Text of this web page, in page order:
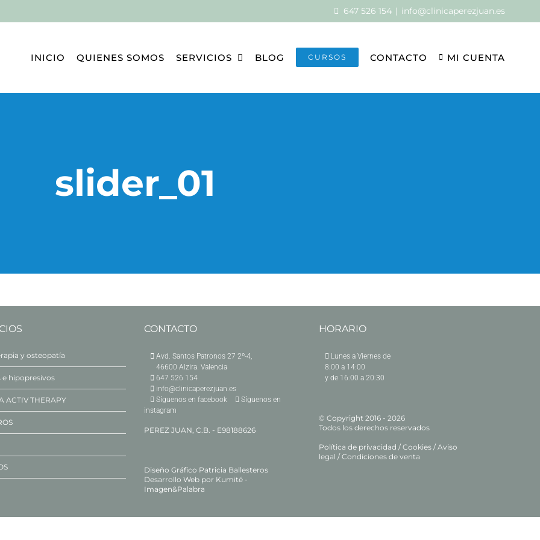
647 526 154 | info@clinicaperezjuan.es
INICIO QUIENES SOMOS SERVICIOS BLOG CURSOS CONTACTO MI CUENTA
slider_01
y osteopatía
e hipopresivos
ACTIV THERAPY
CONTACTO
Avd. Santos Patronos 27 2º-4,
46600 Alzira. Valencia
647 526 154
info@clinicaperezjuan.es
Síguenos en facebook
Síguenos en
instagram
PEREZ JUAN, C.B. - E98188626
Diseño Gráfico Patricia Ballesteros
Desarrollo Web por Kumité -
Imagen&Palabra
HORARIO
Lunes a Viernes de
8:00 a 14:00
y de 16:00 a 20:30
© Copyright 2016 - 2026
Todos los derechos reservados
Política de privacidad /Cookies/Aviso
legal /Condiciones de venta